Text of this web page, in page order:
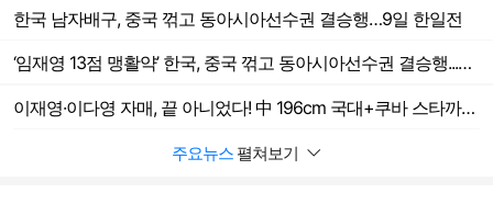
한국 남자배구, 중국 꺾고 동아시아선수권 결승행…9일 한일전
‘임재영 13점 맹활약’ 한국, 중국 꺾고 동아시아선수권 결승행...일본과 마지막 승부 펼친다
이재영·이다영 자매, 끝 아니었다! 中 196cm 국대+쿠바 스타까지 싹쓸이…창단 1년 만에 유럽 정조준
주요뉴스 펼쳐보기